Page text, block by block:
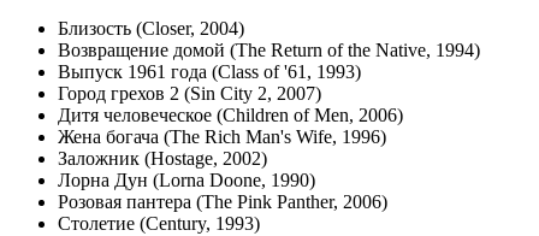
Близость (Closer, 2004)
Возвращение домой (The Return of the Native, 1994)
Выпуск 1961 года (Class of '61, 1993)
Город грехов 2 (Sin City 2, 2007)
Дитя человеческое (Children of Men, 2006)
Жена богача (The Rich Man's Wife, 1996)
Заложник (Hostage, 2002)
Лорна Дун (Lorna Doone, 1990)
Розовая пантера (The Pink Panther, 2006)
Столетие (Century, 1993)